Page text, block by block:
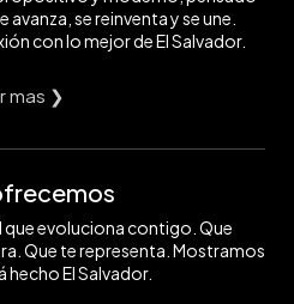
avanza, se reinventa y se une.
con lo mejor de El Salvador.
mas ❯
evoluciona contigo. Que
Que te representa. Mostramos
hecho El Salvador.